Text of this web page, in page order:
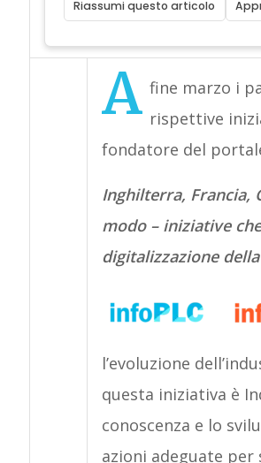
Riassumi questo articolo
A fine marzo i
rispettive
fondatore del
Inghilterra, Francia,
modo – iniziative
digitalizzazione
l’evoluzione
questa iniziativa è
conoscenza e lo
azioni adeguate per